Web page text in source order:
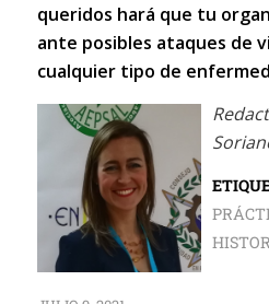
queridos hará que tu
ante posibles ataques de
cualquier tipo de